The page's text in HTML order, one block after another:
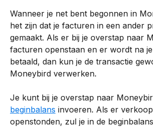
Wanneer je net bent begonnen in
het zijn dat je facturen in een ander
gemaakt. Als er bij je overstap naar
facturen openstaan en er wordt na
betaald, dan kun je de transactie
Moneybird verwerken.
Je kunt bij je overstap naar
beginbalans invoeren. Als er
openstonden, zul je in de